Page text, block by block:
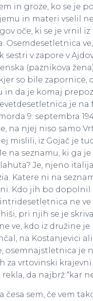
in groze, ko se je
in materi vselil
oče, ki se je vrnil
Osemdesetletnica
sestri v zapore v
(paznikova
so bile zapornice,
in da je komaj
je na
9. septembra
na njej niso samo
mislili, iz Gojač je
na seznamu, ki ga
Je, njeno
Katere ni na
Kdo jih bo dopolnil
ne
pri njih se je
ve, kdo iz družine
na Kostanjevici
osemnajstletnica je
za vrtovinski
rekla, da najbrž “kar
česa sem, če vem